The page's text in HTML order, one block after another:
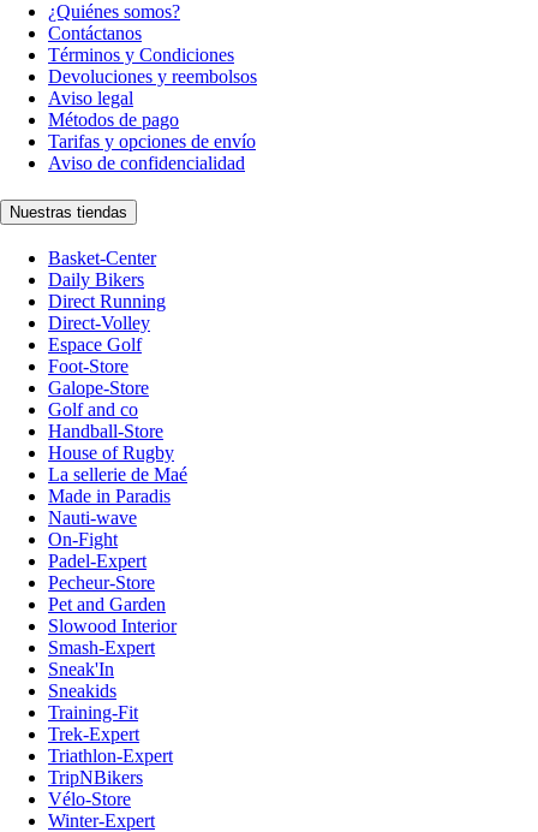
¿Quiénes somos?
Contáctanos
Términos y Condiciones
Devoluciones y reembolsos
Aviso legal
Métodos de pago
Tarifas y opciones de envío
Aviso de confidencialidad
Nuestras tiendas
Basket-Center
Daily Bikers
Direct Running
Direct-Volley
Espace Golf
Foot-Store
Galope-Store
Golf and co
Handball-Store
House of Rugby
La sellerie de Maé
Made in Paradis
Nauti-wave
On-Fight
Padel-Expert
Pecheur-Store
Pet and Garden
Slowood Interior
Smash-Expert
Sneak'In
Sneakids
Training-Fit
Trek-Expert
Triathlon-Expert
TripNBikers
Vélo-Store
Winter-Expert